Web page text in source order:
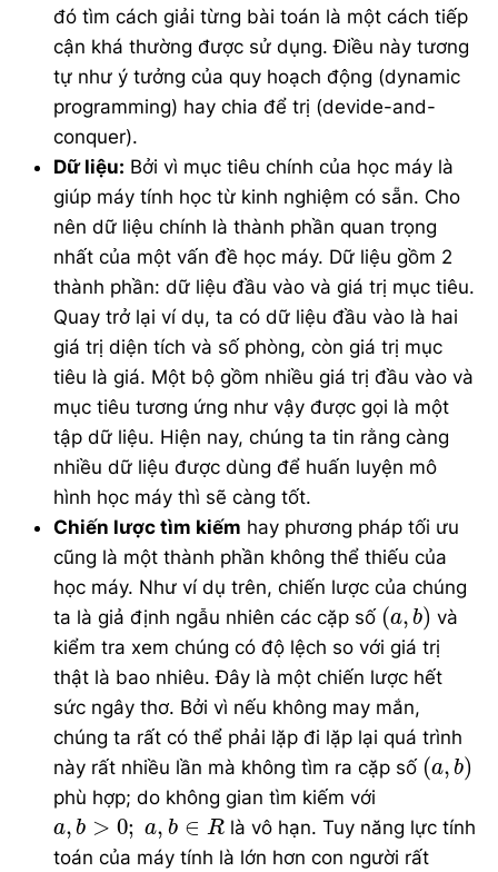
đó tìm cách giải từng bài toán là một cách tiếp
cận khá thường được sử dụng. Điều này tương
tự như ý tưởng của quy hoạch động (dynamic
programming) hay chia để trị (devide-and-
conquer).
Dữ liệu: Bởi vì mục tiêu chính của học máy là
giúp máy tính học từ kinh nghiệm có sẵn. Cho
nên dữ liệu chính là thành phần quan trọng
nhất của một vấn đề học máy. Dữ liệu gồm 2
thành phần: dữ liệu đầu vào và giá trị mục tiêu.
Quay trở lại ví dụ, ta có dữ liệu đầu vào là hai
giá trị diện tích và số phòng, còn giá trị mục
tiêu là giá. Một bộ gồm nhiều giá trị đầu vào và
mục tiêu tương ứng như vậy được gọi là một
tập dữ liệu. Hiện nay, chúng ta tin rằng càng
nhiều dữ liệu được dùng để huấn luyện mô
hình học máy thì sẽ càng tốt.
Chiến lược tìm kiếm hay phương pháp tối ưu
cũng là một thành phần không thể thiếu của
học máy. Như ví dụ trên, chiến lược của chúng
ta là giả định ngẫu nhiên các cặp số (a, b)
(a b) và
kiểm tra xem chúng có độ lệch so với giá trị
thật là bao nhiêu. Đây là một chiến lược hết
sức ngây thơ. Bởi vì nếu không may mắn,
chúng ta rất có thể phải lặp đi lặp lại quá trình
này rất nhiều lần mà không tìm ra cặp số (a, b)
(a b)
phù hợp; do không gian tìm kiếm với
a, b > 0; a, b ∈ R
a b > 0;a b ∈ R
là vô hạn. Tuy năng lực tính
toán của máy tính là lớn hơn con người rất